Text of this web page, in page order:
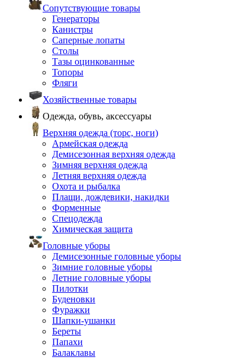
Сопутствующие товары
Генераторы
Канистры
Саперные лопаты
Столы
Тазы оцинкованные
Топоры
Фляги
Хозяйственные товары
Одежда, обувь, аксессуары
Верхняя одежда (торс, ноги)
Армейская одежда
Демисезонная верхняя одежда
Зимняя верхняя одежда
Летняя верхняя одежда
Охота и рыбалка
Плащи, дождевики, накидки
Форменные
Спецодежда
Химическая защита
Головные уборы
Демисезонные головные уборы
Зимние головные уборы
Летние головные уборы
Пилотки
Буденовки
Фуражки
Шапки-ушанки
Береты
Папахи
Балаклавы